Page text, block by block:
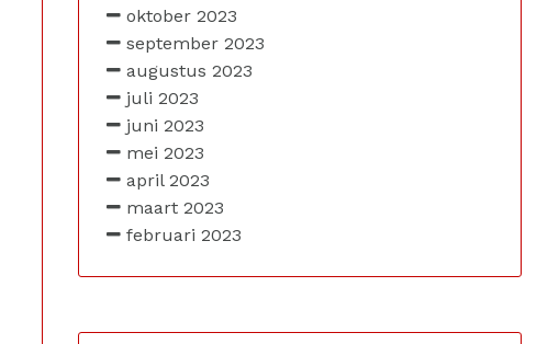
oktober 2023
september 2023
augustus 2023
juli 2023
juni 2023
mei 2023
april 2023
maart 2023
februari 2023